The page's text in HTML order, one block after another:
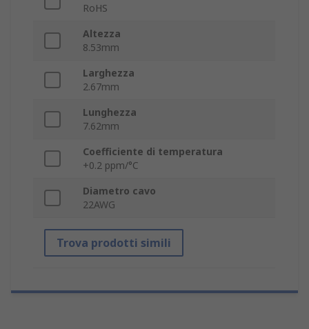
RoHS
Altezza
8.53mm
Larghezza
2.67mm
Lunghezza
7.62mm
Coefficiente di temperatura
+0.2 ppm/°C
Diametro cavo
22AWG
Trova prodotti simili